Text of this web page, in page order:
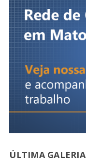
ÚLTIMA GALERIA